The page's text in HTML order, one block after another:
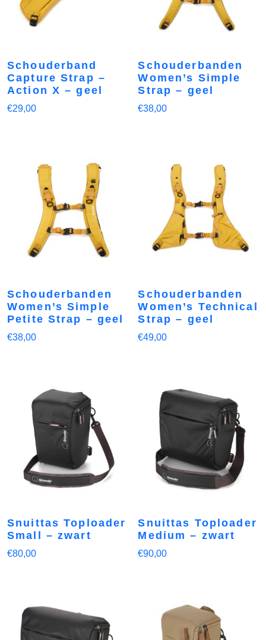
Schouderband
Capture Strap –
Action X – geel
€29,00
Schouderbanden
Women’s Simple
Strap – geel
€38,00
Schouderbanden
Women’s Simple
Petite Strap – geel
€38,00
Schouderbanden
Women’s Technical
Strap – geel
€49,00
Snuittas Toploader
Small – zwart
€80,00
Snuittas Toploader
Medium – zwart
€90,00